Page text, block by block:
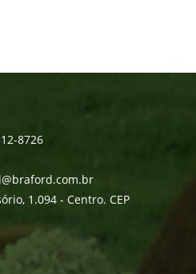
8726
1.094 - Centro. CEP